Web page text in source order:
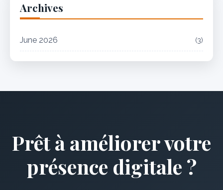
Archives
June 2026 (3)
Prêt à améliorer votre
présence digitale ?